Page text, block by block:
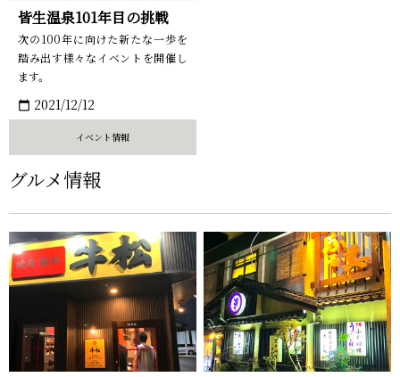
皆生温泉101年目の挑戦
次の100年に向けた新たな一歩を
踏み出す様々なイベントを開催し
ます。
calendar_today 2021/12/12
イベント情報
グルメ情報